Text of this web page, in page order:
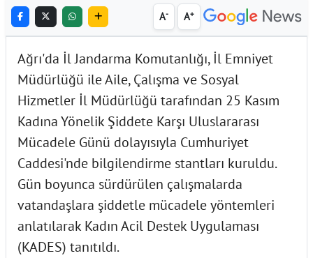
A- A+
Ağrı'da İl Jandarma Komutanlığı, İl Emniyet
Müdürlüğü ile Aile, Çalışma ve Sosyal
Hizmetler İl Müdürlüğü tarafından 25 Kasım
Kadına Yönelik Şiddete Karşı Uluslararası
Mücadele Günü dolayısıyla Cumhuriyet
Caddesi'nde bilgilendirme stantları kuruldu.
Gün boyunca sürdürülen çalışmalarda
vatandaşlara şiddetle mücadele yöntemleri
anlatılarak Kadın Acil Destek Uygulaması
(KADES) tanıtıldı.